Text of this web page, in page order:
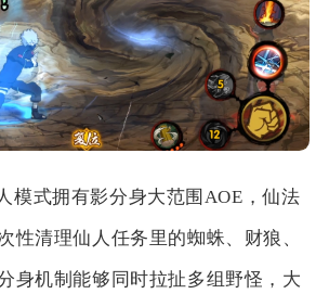
模式拥有影分身大范围AOE，仙法
性清理仙人任务里的蜘蛛、财狼、
身机制能够同时拉扯多组野怪，大